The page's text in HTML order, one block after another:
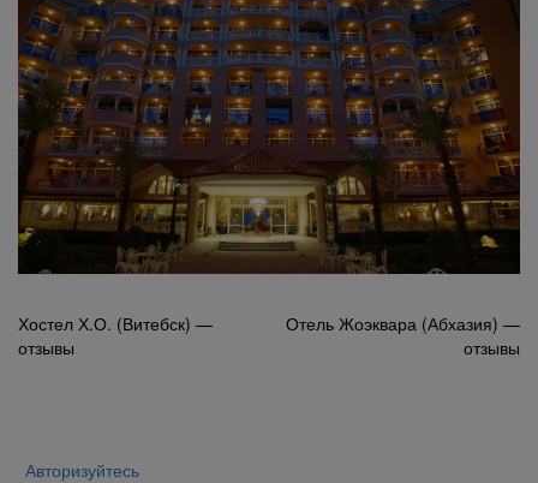
Навигация
по
Хостел Х.О. (Витебск) —
отзывы
Отель Жоэквара (Абхазия) —
отзывы
Авторизуйтесь